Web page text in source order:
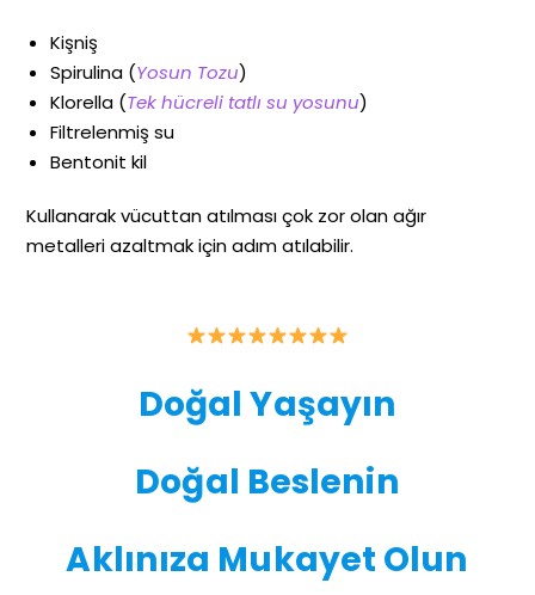
Kişniş
Spirulina (Yosun Tozu)
Klorella (Tek hücreli tatlı su yosunu)
Filtrelenmiş su
Bentonit kil
Kullanarak vücuttan atılması çok zor olan ağır
metalleri azaltmak için adım atılabilir.
Doğal Yaşayın
Doğal Beslenin
Aklınıza Mukayet Olun